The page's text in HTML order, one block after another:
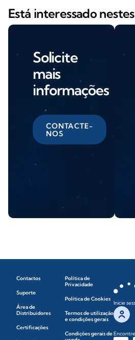
Está interessado
Solicite
mais
informações
CONTACTE-
NOS
Contactos
Suporte
Área de
Distribuidores
Certificações
Política de
Privacidade
Política de Cookies
Termos de utilização
e condições gerais
Condições gerais de
Inicie